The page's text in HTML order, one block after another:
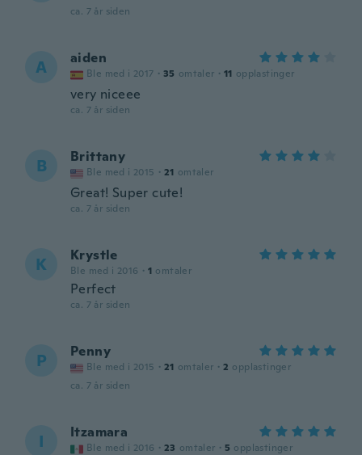
ca. 7 år siden
A aiden
Ble med i 2017 · 35 omtaler · 11 opplastinger
very niceee
ca. 7 år siden
B Brittany
Ble med i 2015 · 21 omtaler
Great! Super cute!
ca. 7 år siden
K Krystle
Ble med i 2016 · 1 omtaler
Perfect
ca. 7 år siden
P Penny
Ble med i 2015 · 21 omtaler · 2 opplastinger
ca. 7 år siden
I Itzamara
Ble med i 2016 · 23 omtaler · 5 opplastinger